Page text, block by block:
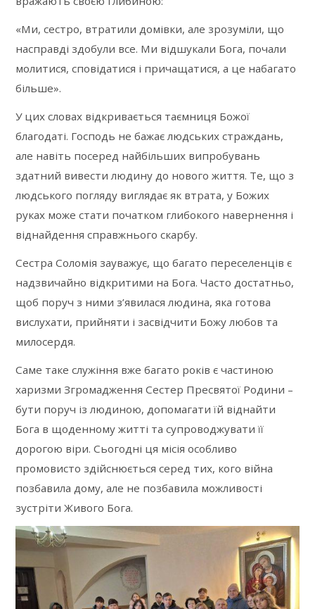
«Ми, сестро, втратили домівки, але зрозуміли, що
насправді здобули все. Ми відшукали Бога, почали
молитися, сповідатися і причащатися, а це набагато
більше».
У цих словах відкривається таємниця Божої
благодаті. Господь не бажає людських страждань,
але навіть посеред найбільших випробувань
здатний вивести людину до нового життя. Те, що з
людського погляду виглядає як втрата, у Божих
руках може стати початком глибокого навернення і
віднайдення справжнього скарбу.
Сестра Соломія зауважує, що багато переселенців є
надзвичайно відкритими на Бога. Часто достатньо,
щоб поруч з ними з’явилася людина, яка готова
вислухати, прийняти і засвідчити Божу любов та
милосердя.
Саме таке служіння вже багато років є частиною
харизми Згромадження Сестер Пресвятої Родини –
бути поруч із людиною, допомагати їй віднайти
Бога в щоденному житті та супроводжувати її
дорогою віри. Сьогодні ця місія особливо
промовисто здійснюється серед тих, кого війна
позбавила дому, але не позбавила можливості
зустріти Живого Бога.